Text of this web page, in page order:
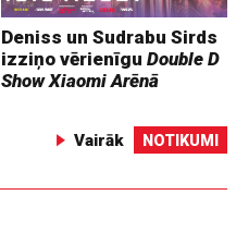
Deniss un Sudrabu Sirds
izziņo vērienīguDouble D
Show Xiaomi Arēnā
Vairāk NOTIKUMI